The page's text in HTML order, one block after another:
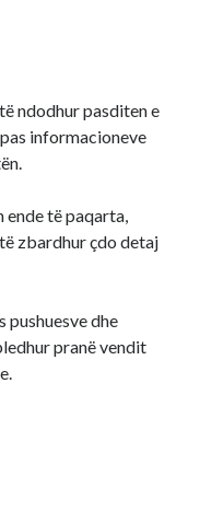
ndodhur pasditen e
informacioneve
ende të paqarta,
zbardhur çdo detaj
dhe
pranë vendit